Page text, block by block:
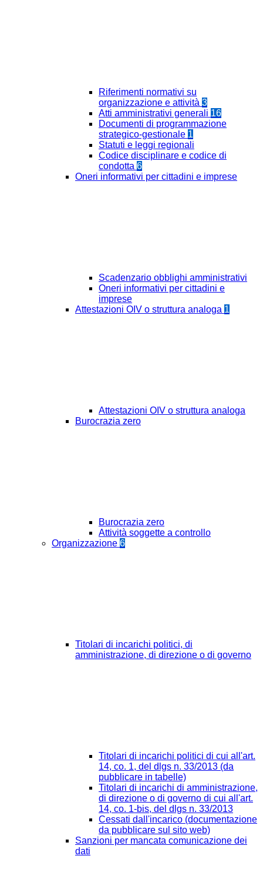
Riferimenti normativi su
organizzazione e attività 3
Atti amministrativi generali 16
Documenti di programmazione
strategico-gestionale 1
Statuti e leggi regionali
Codice disciplinare e codice di
condotta 6
Oneri informativi per cittadini e imprese
Scadenzario obblighi amministrativi
Oneri informativi per cittadini e
imprese
Attestazioni OIV o struttura analoga 1
Attestazioni OIV o struttura analoga
Burocrazia zero
Burocrazia zero
Attività soggette a controllo
Organizzazione 6
Titolari di incarichi politici, di
amministrazione, di direzione o di governo
Titolari di incarichi politici di cui all'art.
14, co. 1, del dlgs n. 33/2013 (da
pubblicare in tabelle)
Titolari di incarichi di amministrazione,
di direzione o di governo di cui all'art.
14, co. 1-bis, del dlgs n. 33/2013
Cessati dall'incarico (documentazione
da pubblicare sul sito web)
Sanzioni per mancata comunicazione dei
dati